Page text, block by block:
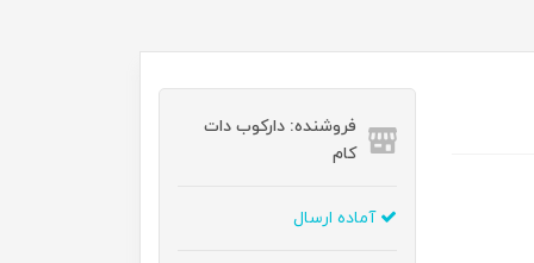
فروشنده: دارکوب دات
کام
آماده ارسال